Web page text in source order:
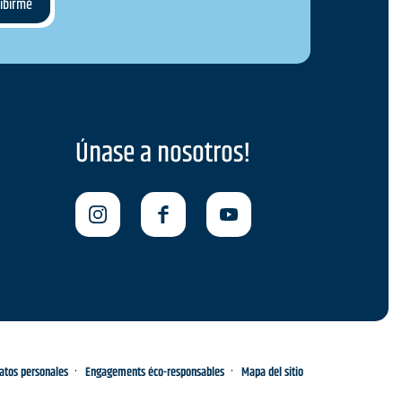
Únase a nosotros!
personales Engagements éco-responsables Mapa del sitio